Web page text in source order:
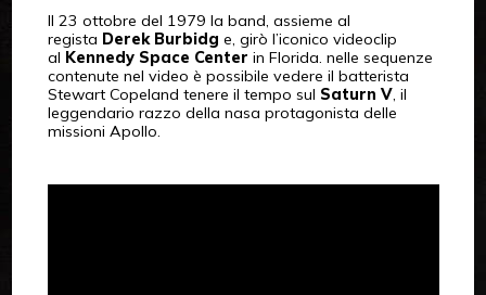
Il 23 ottobre del 1979 la band, assieme al
regista Derek Burbidg e, girò l’iconico videoclip
al Kennedy Space Center in Florida. nelle sequenze
contenute nel video è possibile vedere il batterista
Stewart Copeland tenere il tempo sul Saturn V, il
leggendario razzo della nasa protagonista delle
missioni Apollo.